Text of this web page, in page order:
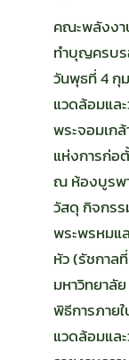
คณะพลังงา
ทำบุญครบร
วันพุธที่ 4 กุ
แวดล้อมแล
พระจอมเก
แห่งการก่อ
ณ ห้องบูรพ
วัสดุ กิจกรร
พระพรหมแ
หัว (รัชกาล
มหาวิทยาลั
พิธีการภาย
แวดล้อมแล